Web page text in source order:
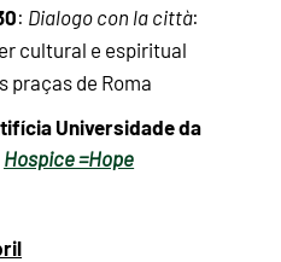
: Dialogo con la città:
cultural e espiritual
de Roma
Universidade da
Hospice =Hope